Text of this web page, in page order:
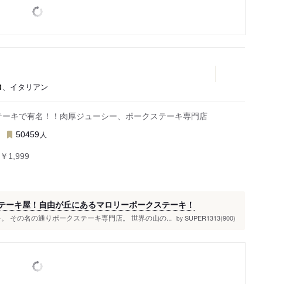
、イタリアン
キで有名！！肉厚ジューシー、ポークステーキ専門店
50459 人
1,999
ーキ屋！自由が丘にあるマロリーポークステーキ！
その名の通りポークステーキ専門店。 世界の山の... by SUPER1313(900)